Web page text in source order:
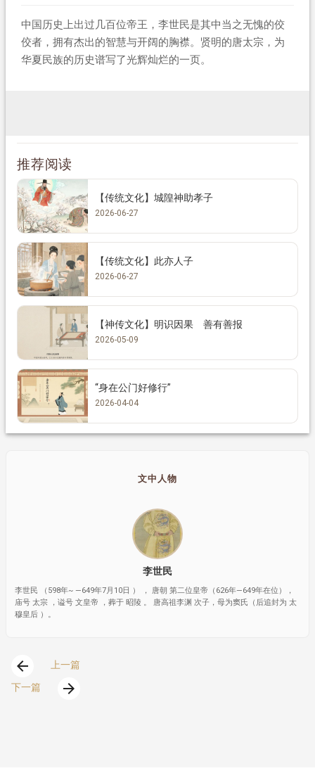
中国历史上出过几百位帝王，李世民是其中当之无愧的佼
佼者，拥有杰出的智慧与开阔的胸襟。贤明的唐太宗，为
华夏民族的历史谱写了光辉灿烂的一页。
推荐阅读
【传统文化】城隍神助孝子
2026-06-27
【传统文化】此亦人子
2026-06-27
【神传文化】明识因果 善有善报
2026-05-09
“身在公门好修行”
2026-04-04
文中人物
李世民
李世民 （598年~ —649年7月10日 ） ， 唐朝 第二位皇帝（626年—649年在位），
庙号 太宗 ，谥号 文皇帝 ，葬于 昭陵 。 唐高祖李渊 次子，母为窦氏（后追封为 太
穆皇后 ）。
arrow_back
上一篇
下一篇
arrow_forward